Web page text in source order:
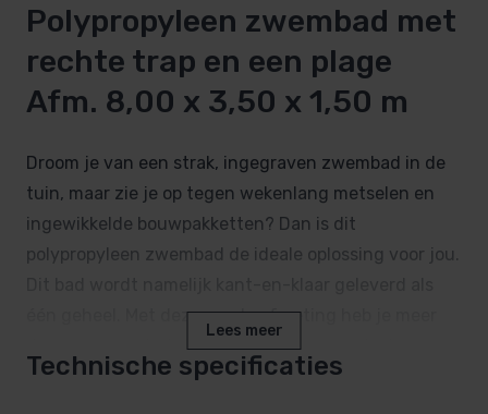
Polypropyleen zwembad met
rechte trap en een plage
Afm. 8,00 x 3,50 x 1,50 m
Droom je van een strak, ingegraven zwembad in de
tuin, maar zie je op tegen wekenlang metselen en
ingewikkelde bouwpakketten? Dan is dit
polypropyleen zwembad de ideale oplossing voor jou.
één geheel. Met deze royale afmeting heb je meer
dan genoeg ruimte voor urenlang zwemplezier.
Dankzij de hoogwaardige productie geniet je van
Lees meer
Technische specificaties